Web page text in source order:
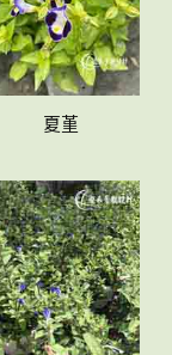
夏堇